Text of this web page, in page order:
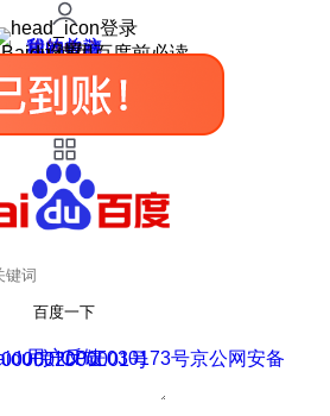
登录
我的关注
我的收藏
皮肤中心
用户反馈
设置
使用百度前必读
百度一下
用户反馈
京ICP证030173号
网安备11000002000001号